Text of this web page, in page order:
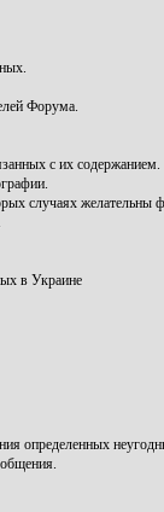
Форума.
с их содержанием.
случаях желательны
в Украине
определенных